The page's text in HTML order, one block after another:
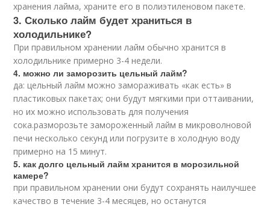
хранения лайма, храните его в полиэтиленовом пакете.
3. Сколько лайм будет храниться в
холодильнике?
При правильном хранении лайм обычно хранится в
холодильнике примерно 3-4 недели.
4. можно ли заморозить цельный лайм?
да: цельный лайм можно замораживать «как есть» в
пластиковых пакетах; они будут мягкими при оттаивании,
но их можно использовать для получения
сока.разморозьте замороженный лайм в микроволновой
печи несколько секунд или погрузите в холодную воду
примерно на 15 минут.
5. как долго цельный лайм хранится в морозильной
камере?
при правильном хранении они будут сохранять наилучшее
качество в течение 3-4 месяцев, но останутся